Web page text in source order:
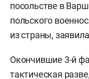
посольстве в
польского
из страны,
Окончившие 3-й
тактическая